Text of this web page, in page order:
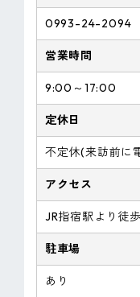
0993-24-2094
営業時間
9:00～17:00
定休日
不定休(来訪前に
アクセス
JR指宿駅より徒
駐車場
あり